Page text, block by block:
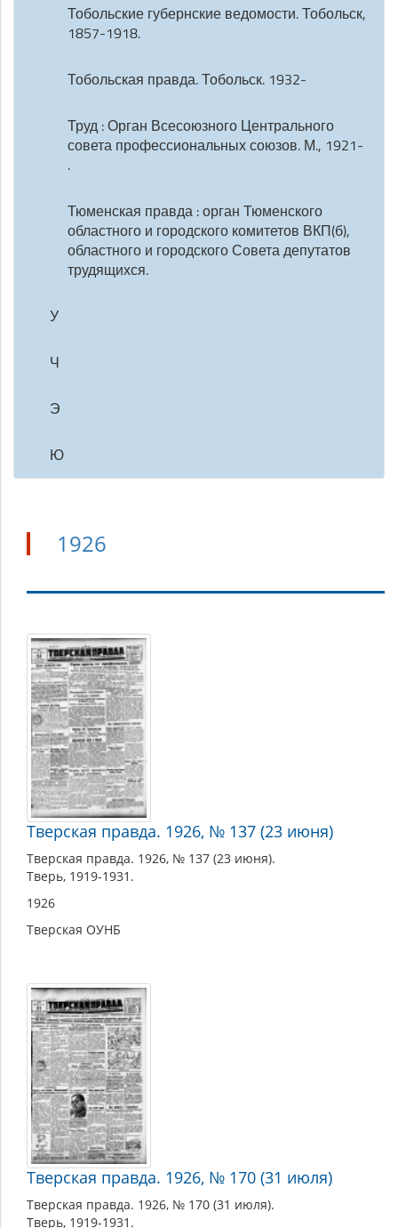
Тобольские губернские ведомости. Тобольск,
1857-1918.
Тобольская правда. Тобольск. 1932-
Труд : Орган Всесоюзного Центрального
совета профессиональных союзов. М., 1921-
.
Тюменская правда : орган Тюменского
областного и городского комитетов ВКП(б),
областного и городского Совета депутатов
трудящихся.
У
Ч
Э
Ю
1926
1926
Тверская правда. 1926, № 137 (23 июня)
Тверская правда. 1926, № 137 (23 июня).
Тверь, 1919-1931.
1926
Тверская ОУНБ
Тверская правда. 1926, № 170 (31 июля)
Тверская правда. 1926, № 170 (31 июля).
Тверь, 1919-1931.